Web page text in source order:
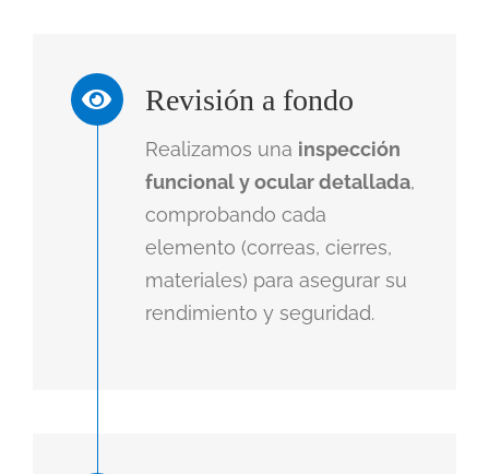
Revisión a fondo
Realizamos una inspección
funcional y ocular detallada,
comprobando cada
elemento (correas, cierres,
materiales) para asegurar su
rendimiento y seguridad.